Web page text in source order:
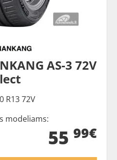
AS-3 72V
R13 72V
modeliams:
55 99€